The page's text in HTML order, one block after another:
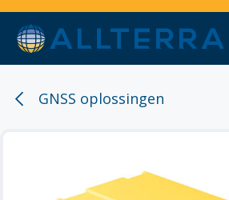
Overslaan naar inhoud
GNSS oplossingen